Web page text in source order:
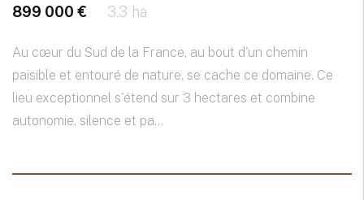
899 000 € 3.3 ha
Au cœur du Sud de la France, au bout d'un chemin
paisible et entouré de nature, se cache ce domaine. Ce
lieu exceptionnel s'étend sur 3 hectares et combine
autonomie, silence et pa...